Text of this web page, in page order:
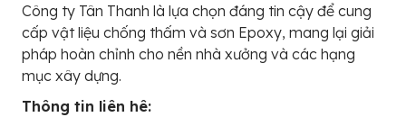
Công ty Tân Thanh là lựa chọn đáng tin cậy để cung
cấp vật liệu chống thấm và sơn Epoxy, mang lại giải
pháp hoàn chỉnh cho nền nhà xưởng và các hạng
mục xây dựng.
Thông tin liên hê: